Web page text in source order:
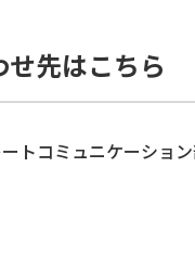
先はこちら
トコミュニケーショ